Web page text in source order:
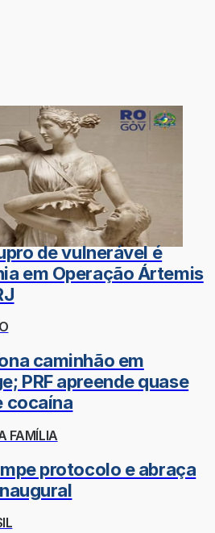
de vulnerável é
em Operação Ártemis
caminhão em
PRF apreende quase
cocaína
FAMÍLIA
protocolo e abraça